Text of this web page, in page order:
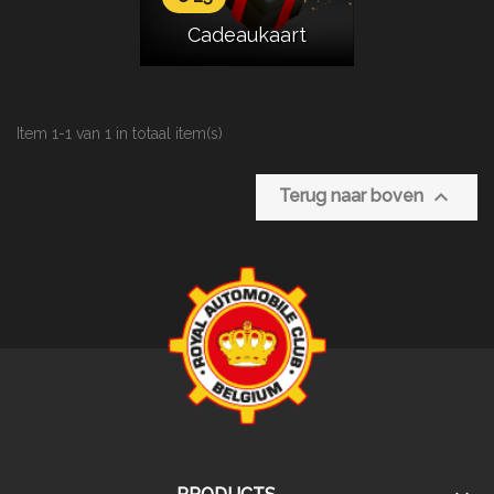
Cadeaukaart
Item 1-1 van 1 in totaal item(s)
Terug naar boven 